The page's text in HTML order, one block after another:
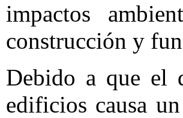
impactos
construcción y
Debido a que el
edificios causa